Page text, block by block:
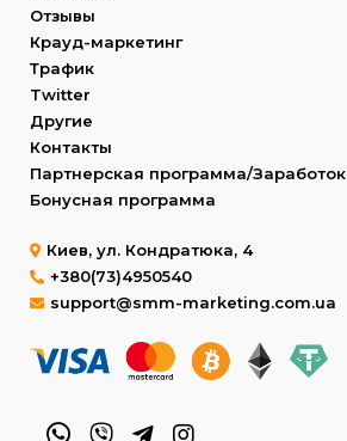
Отзывы
Крауд-маркетинг
Трафик
Twitter
Другие
Контакты
Партнерская программа/Заработок
Бонусная программа
Киев, ул. Кондратюка, 4
+380(73)4950540
support@smm-marketing.com.ua